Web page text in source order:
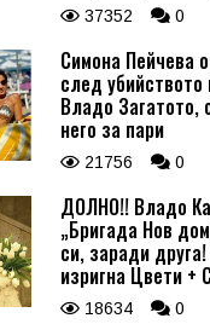
37352 0
Симона Пейчева
след
Владо Загатото,
него за пари
21756 0
ДОЛНО!! Владо
„Бригада Нов
си, заради
изригна Цвети +
18634 0